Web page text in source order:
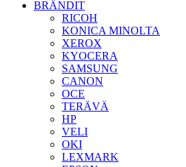
BRÄNDIT
RICOH
KONICA MINOLTA
XEROX
KYOCERA
SAMSUNG
CANON
OCE
TERÄVÄ
HP
VELI
OKI
LEXMARK